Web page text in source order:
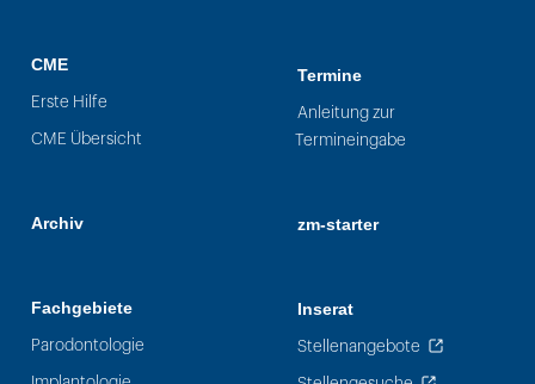
CME
Erste Hilfe
CME Übersicht
Archiv
Fachgebiete
Parodontologie
Termine
Anleitung zur
Termineingabe
zm-starter
Inserat
Stellenangebote